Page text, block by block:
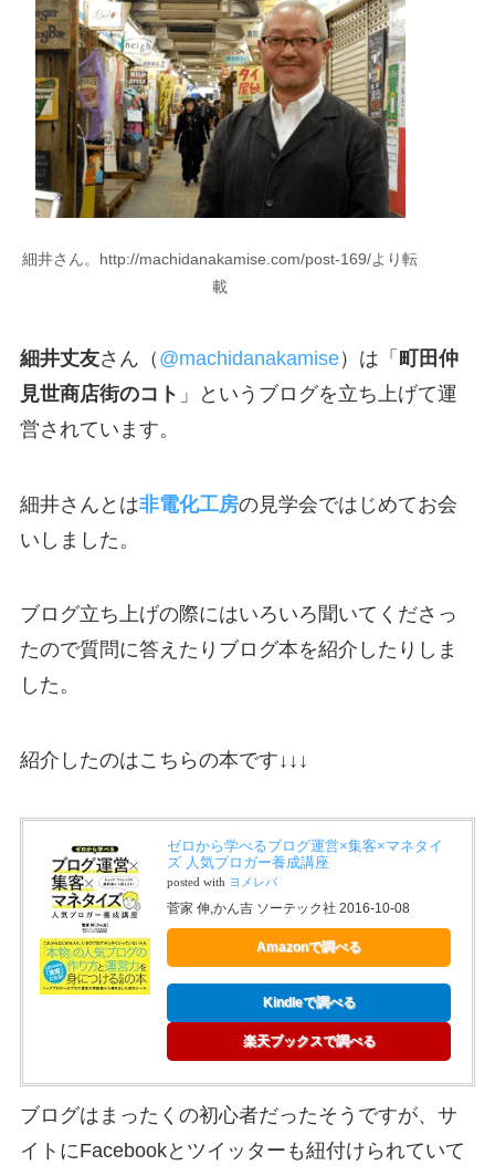
細井さん。http://machidanakamise.com/post-169/より転
載
細井丈友さん（ ‎@machidanakamise）は「 町田仲
見世商店街のコト 」というブログを立ち上げて運
営されています。
細井さんとは非電化工房の見学会ではじめてお会
いしました。
ブログ立ち上げの際にはいろいろ聞いてくださっ
たので質問に答えたりブログ本を紹介したりしま
した。
紹介したのはこちらの本です↓↓↓
ゼロから学べるブログ運営×集客×マネタイ
ズ 人気ブロガー養成講座
posted with ヨメレバ
菅家 伸,かん吉 ソーテック社 2016-10-08
Amazonで調べる
Kindleで調べる
楽天ブックスで調べる
ブログはまったくの初心者だったそうですが、サ
イトにFacebookとツイッターも紐付けられていて